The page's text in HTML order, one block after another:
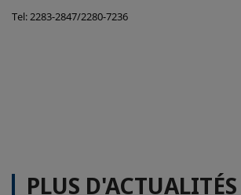
Tel: 2283-2847/2280-7236
PLUS D'ACTUALITÉS